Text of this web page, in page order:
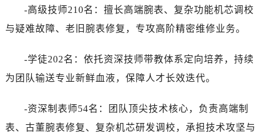
-高级技师210名：擅长高端腕表、复杂功能机芯调校
与疑难故障、老旧腕表修复，专攻高阶精密维修业务。
-学徒202名：依托资深技师带教体系定向培养，持续
为团队输送专业新鲜血液，保障人才长效迭代。
-资深制表师54名：团队顶尖技术核心，负责高端制
表、古董腕表修复、复杂机芯研发调校，承担技术攻坚与